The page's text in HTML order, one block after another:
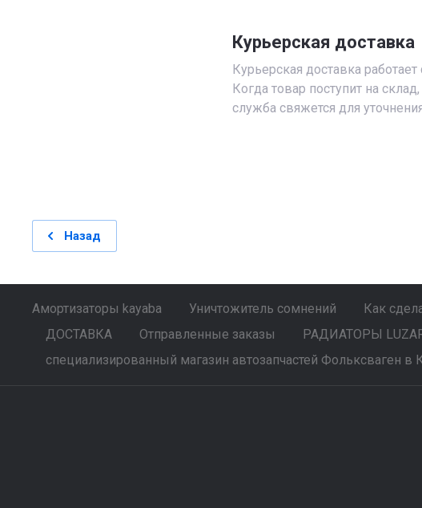
Курьерская доставка
Курьерская доставка работает
Когда товар поступит на
служба свяжется для
Назад
Амортизаторы kayaba Уничтожитель сомнений Как
ДОСТАВКА
Отправленные заказы РАДИАТОРЫ LUZAR
специализированный магазин автозапчастей Фольксваген в